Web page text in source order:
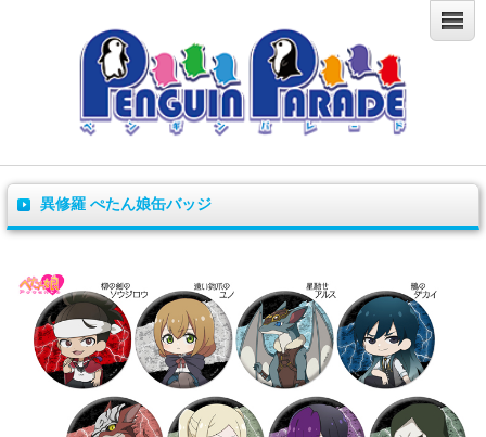
異修羅 ぺたん娘缶バッジ